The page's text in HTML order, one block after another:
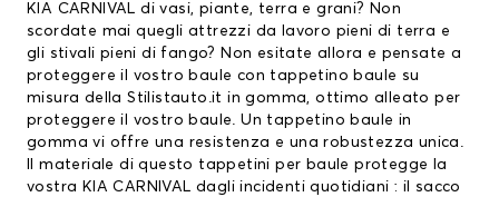
KIA CARNIVAL di vasi, piante, terra e grani? Non
scordate mai quegli attrezzi da lavoro pieni di terra e
gli stivali pieni di fango? Non esitate allora e pensate a
proteggere il vostro baule con tappetino baule su
misura della Stilistauto.it in gomma, ottimo alleato per
proteggere il vostro baule. Un tappetino baule in
gomma vi offre una resistenza e una robustezza unica.
Il materiale di questo tappetini per bauleprotegge la
vostra KIA CARNIVAL dagli incidenti quotidiani : il sacco